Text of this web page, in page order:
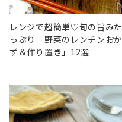
レンジで超簡単♡旬の旨みた
っぷり「野菜のレンチンおか
ず＆作り置き」12選